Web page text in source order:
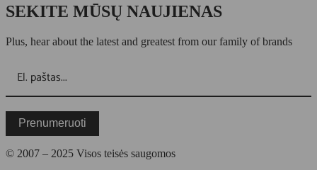
SEKITE MŪSŲ NAUJIENAS
Plus, hear about the latest and greatest from our family of brands
Prenumeruoti
© 2007 – 2025 Visos teisės saugomos